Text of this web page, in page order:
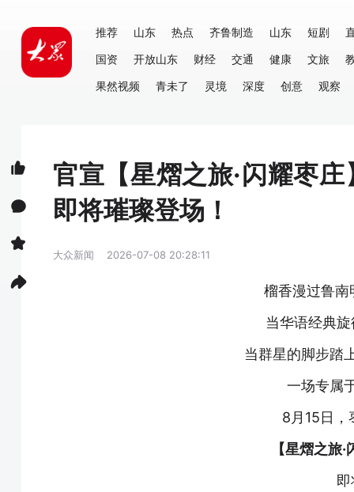
推荐 山东 热点 齐鲁制造 山东 短剧
国资
开放山东 财经 交通 健康 文旅
果然视频
青未了 灵境 深度 创意 观察
官宣【星熠之旅·闪耀枣
即将璀璨登场！
大众新闻 2026-07-08 20:28:11
榴香漫过鲁南
当华语经典
当群星的脚步踏
一场专属
8月15日，
【星熠之旅·